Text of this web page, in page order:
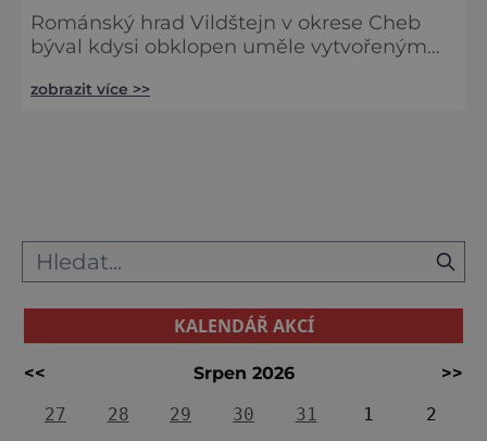
Románský hrad Vildštejn v okrese Cheb
býval kdysi obklopen uměle vytvořeným
hluboký vodní příkop s padacím mostem.
zástupkyně rodu zakladatelů hradu
baronka Marie
zobrazit více >>
KALENDÁŘ AKCÍ
<< Srpen 2026
>>
27
28 29 30 31 1
2